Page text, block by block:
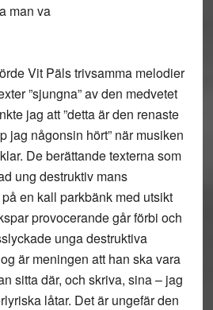
man va
Vit Päls trivsamma melodier
”sjungna” av den medvetet
jag att ”detta är den renaste
jag någonsin hört” när musiken
De berättande texterna som
ung destruktiv mans
en kall parkbänk med utsikt
provocerande går förbi och
unga destruktiva
är meningen att han ska vara
sitta där, och skriva, sina – jag
låtar. Det är ungefär den